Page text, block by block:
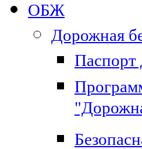
ОБЖ
Дорожная
Паспорт